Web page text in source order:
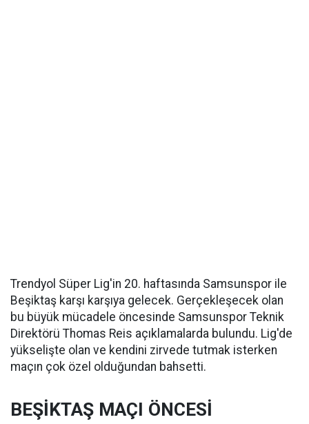
Trendyol Süper Lig'in 20. haftasında Samsunspor ile
Beşiktaş karşı karşıya gelecek. Gerçekleşecek olan
bu büyük mücadele öncesinde Samsunspor Teknik
Direktörü Thomas Reis açıklamalarda bulundu. Lig'de
yükselişte olan ve kendini zirvede tutmak isterken
maçın çok özel olduğundan bahsetti.
BEŞİKTAŞ MAÇI ÖNCESİ